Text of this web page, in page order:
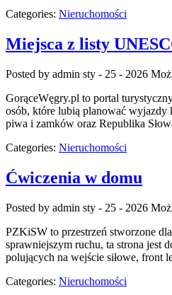
Categories: Nieruchomości
Miejsca z listy
Posted by admin sty - 25 - 2026
GorąceWęgry.pl to portal
osób, które lubią planować wyjazdy
piwa i zamków oraz Republika
Categories: Nieruchomości
Ćwiczenia w domu
Posted by admin sty - 25 - 2026
PZKiSW to przestrzeń stworzone
sprawniejszym ruchu, ta strona jest
polujących na wejście siłowe,
Categories: Nieruchomości